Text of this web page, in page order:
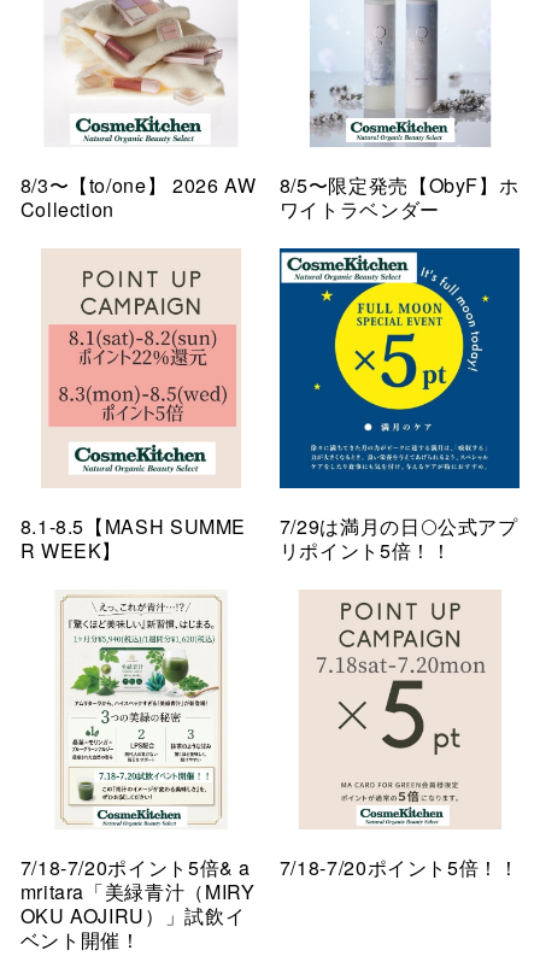
8/3〜【to/one】 2026 AW
Collection
8/5〜限定発売【ObyF】ホ
ワイトラベンダー
8.1-8.5【MASH SUMME
R WEEK】
7/29は満月の日🌕公式アプ
リポイント5倍！！
7/18-7/20ポイント5倍& a
mritara「美緑青汁（MIRY
OKU AOJIRU）」試飲イ
ベント開催！
7/18-7/20ポイント5倍！！